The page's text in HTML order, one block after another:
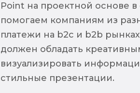
Point на проектной основе
помогаем компаниям из
платежи на b2c и b2b
должен обладать
визуализировать
стильные презентации.